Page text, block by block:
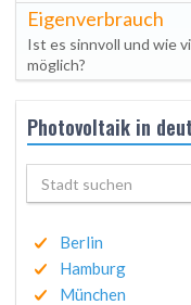
Eigenverbrauch
Ist es sinnvoll und wie
möglich?
Photovoltaik in
Berlin
Hamburg
München